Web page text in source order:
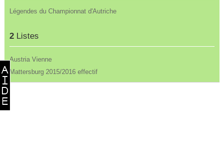
Légendes du Championnat d'Autriche
2Listes
Austria Vienne
Mattersburg 2015/2016 effectif